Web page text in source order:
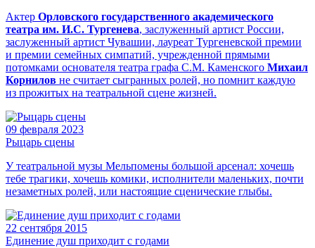
Актер Орловского государственного академического
театра им. И.С. Тургенева, заслуженный артист России,
заслуженный артист Чувашии, лауреат Тургеневской премии
и премии семейных симпатий, учрежденной прямыми
потомками основателя театра графа С.М. Каменского Михаил
Корнилов не считает сыгранных ролей, но помнит каждую
из прожитых на театральной сцене жизней.
09 февраля 2023
Рыцарь сцены
У театральной музы Мельпомены большой арсенал: хочешь
тебе трагики, хочешь комики, исполнители маленьких, почти
незаметных ролей, или настоящие сценические глыбы.
22 сентября 2015
Единение душ приходит с годами